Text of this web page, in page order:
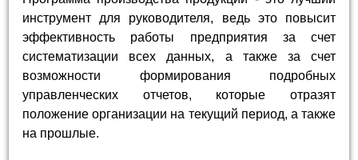
инструмент для руководителя, ведь это повысит
эффективность работы предприятия за счет
систематизации всех данных, а также за счет
возможности формирования подробных
управленческих отчетов, которые отразят
положение организации на текущий период, а также
на прошлые.